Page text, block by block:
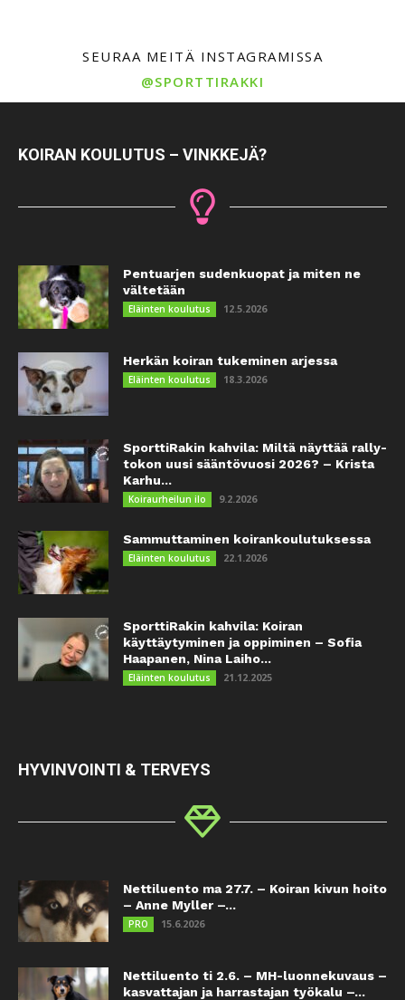
SEURAA MEITÄ INSTAGRAMISSA
@SPORTTIRAKKI
KOIRAN KOULUTUS – VINKKEJÄ?
Pentuarjen sudenkuopat ja miten ne
vältetään
Eläinten koulutus 12.5.2026
Herkän koiran tukeminen arjessa
Eläinten koulutus 18.3.2026
SporttiRakin kahvila: Miltä näyttää rally-
tokon uusi sääntövuosi 2026? – Krista
Karhu...
Koiraurheilun ilo 9.2.2026
Sammuttaminen koirankoulutuksessa
Eläinten koulutus 22.1.2026
SporttiRakin kahvila: Koiran
käyttäytyminen ja oppiminen – Sofia
Haapanen, Nina Laiho...
Eläinten koulutus 21.12.2025
HYVINVOINTI & TERVEYS
Nettiluento ma 27.7. – Koiran kivun hoito
– Anne Myller –...
PRO 15.6.2026
Nettiluento ti 2.6. – MH-luonnekuvaus –
kasvattajan ja harrastajan työkalu –...